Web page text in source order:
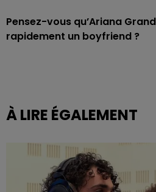
Pensez-vous qu’Ariana
rapidement un boyfriend ?
À LIRE ÉGALEMENT